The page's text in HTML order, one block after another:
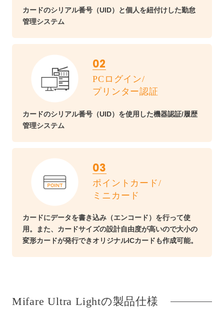
カードのシリアル番号（UID）と個人を紐付けした勤怠
管理システム
02
PCログイン/
プリンター認証
カードのシリアル番号（UID）を使用した機器認証/履歴
管理システム
03
ポイントカード/
ミニカード
カードにデータを書き込み（エンコード）を行って使
用。また、カードサイズの設計自由度が高いので大小の
変形カードが発行できオリジナルICカードも作成可能。
Mifare Ultra Lightの製品仕様